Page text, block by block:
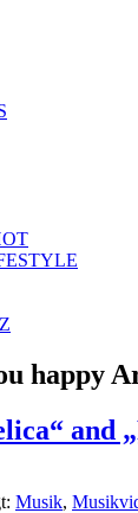
happy
and
Musik,